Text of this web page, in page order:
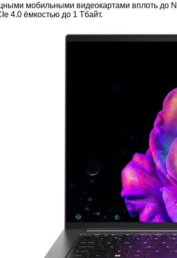
мобильными видеокартами вплоть до
4.0 ёмкостью до 1 Тбайт.